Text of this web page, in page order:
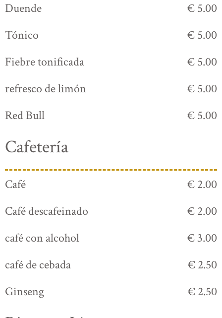
Duende
€ 5.00
Tónico
€ 5.00
Fiebre tonificada
€ 5.00
refresco de limón
€ 5.00
Red Bull
€ 5.00
Cafetería
Café
€ 2.00
Café descafeinado
€ 2.00
café con alcohol
€ 3.00
café de cebada
€ 2.50
Ginseng
€ 2.50